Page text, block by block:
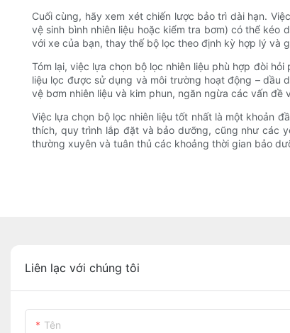
Cuối cùng, hãy xem xét chiến lược bảo trì dài hạn.
vệ sinh bình nhiên liệu hoặc kiểm tra bơm) có thể
với xe của bạn, thay thế bộ lọc theo định kỳ hợp lý và
Tóm lại, việc lựa chọn bộ lọc nhiên liệu phù hợp đòi
liệu lọc được sử dụng và môi trường hoạt động – dầu
vệ bơm nhiên liệu và kim phun, ngăn ngừa các vấn đề
Việc lựa chọn bộ lọc nhiên liệu tốt nhất là một khoản
thích, quy trình lắp đặt và bảo dưỡng, cũng như các
thường xuyên và tuân thủ các khoảng thời gian bảo
Liên lạc với chúng tôi
Tên